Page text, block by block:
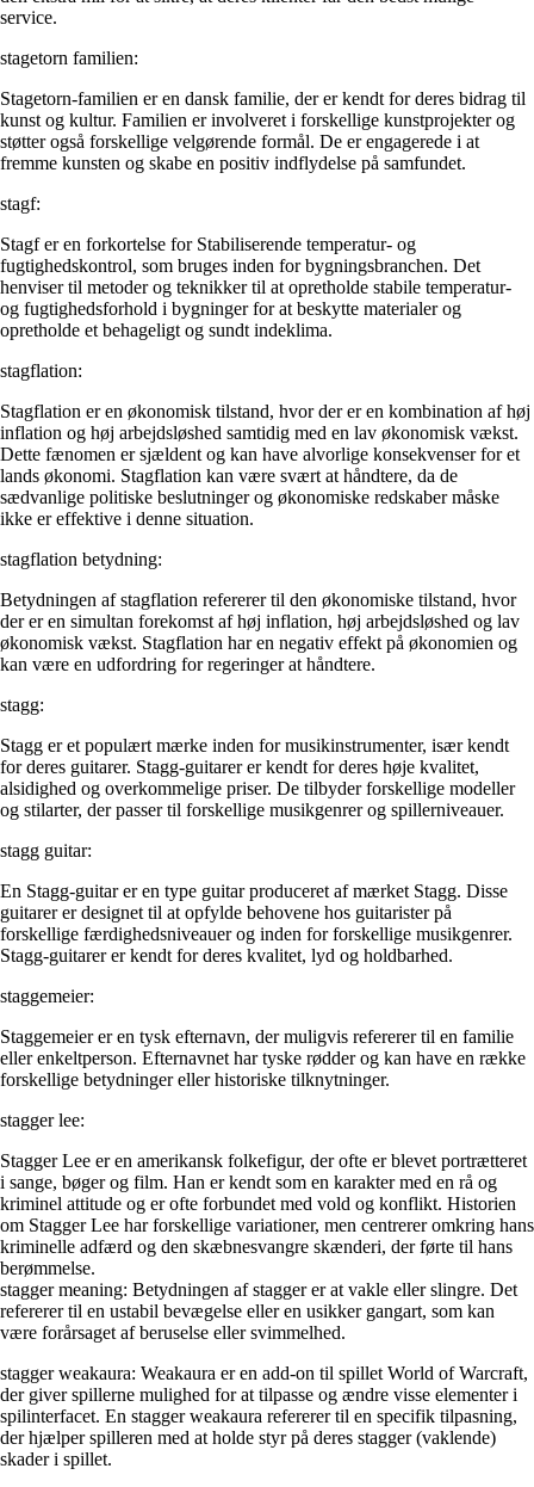
service.
stagetorn familien:
Stagetorn-familien er en dansk familie, der er kendt for deres bidrag til
kunst og kultur. Familien er involveret i forskellige kunstprojekter og
støtter også forskellige velgørende formål. De er engagerede i at
fremme kunsten og skabe en positiv indflydelse på samfundet.
stagf:
Stagf er en forkortelse for Stabiliserende temperatur- og
fugtighedskontrol, som bruges inden for bygningsbranchen. Det
henviser til metoder og teknikker til at opretholde stabile temperatur-
og fugtighedsforhold i bygninger for at beskytte materialer og
opretholde et behageligt og sundt indeklima.
stagflation:
Stagflation er en økonomisk tilstand, hvor der er en kombination af høj
inflation og høj arbejdsløshed samtidig med en lav økonomisk vækst.
Dette fænomen er sjældent og kan have alvorlige konsekvenser for et
lands økonomi. Stagflation kan være svært at håndtere, da de
sædvanlige politiske beslutninger og økonomiske redskaber måske
ikke er effektive i denne situation.
stagflation betydning:
Betydningen af stagflation refererer til den økonomiske tilstand, hvor
der er en simultan forekomst af høj inflation, høj arbejdsløshed og lav
økonomisk vækst. Stagflation har en negativ effekt på økonomien og
kan være en udfordring for regeringer at håndtere.
stagg:
Stagg er et populært mærke inden for musikinstrumenter, især kendt
for deres guitarer. Stagg-guitarer er kendt for deres høje kvalitet,
alsidighed og overkommelige priser. De tilbyder forskellige modeller
og stilarter, der passer til forskellige musikgenrer og spillerniveauer.
stagg guitar:
En Stagg-guitar er en type guitar produceret af mærket Stagg. Disse
guitarer er designet til at opfylde behovene hos guitarister på
forskellige færdighedsniveauer og inden for forskellige musikgenrer.
Stagg-guitarer er kendt for deres kvalitet, lyd og holdbarhed.
staggemeier:
Staggemeier er en tysk efternavn, der muligvis refererer til en familie
eller enkeltperson. Efternavnet har tyske rødder og kan have en række
forskellige betydninger eller historiske tilknytninger.
stagger lee:
Stagger Lee er en amerikansk folkefigur, der ofte er blevet portrætteret
i sange, bøger og film. Han er kendt som en karakter med en rå og
kriminel attitude og er ofte forbundet med vold og konflikt. Historien
om Stagger Lee har forskellige variationer, men centrerer omkring hans
kriminelle adfærd og den skæbnesvangre skænderi, der førte til hans
berømmelse.
stagger meaning: Betydningen af stagger er at vakle eller slingre. Det
refererer til en ustabil bevægelse eller en usikker gangart, som kan
være forårsaget af beruselse eller svimmelhed.
stagger weakaura: Weakaura er en add-on til spillet World of Warcraft,
der giver spillerne mulighed for at tilpasse og ændre visse elementer i
spilinterfacet. En stagger weakaura refererer til en specifik tilpasning,
der hjælper spilleren med at holde styr på deres stagger (vaklende)
skader i spillet.